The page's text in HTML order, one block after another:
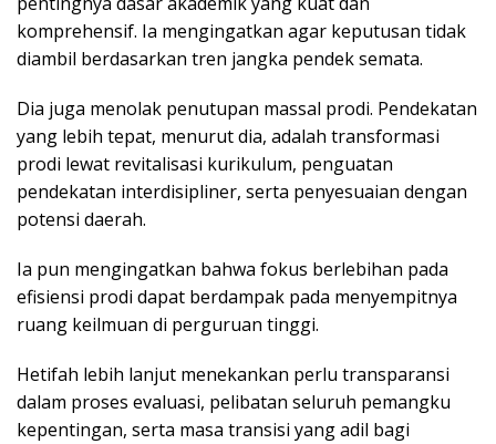
komprehensif. Ia mengingatkan agar keputusan tidak
diambil berdasarkan tren jangka pendek semata.
Dia juga menolak penutupan massal prodi. Pendekatan
yang lebih tepat, menurut dia, adalah transformasi
prodi lewat revitalisasi kurikulum, penguatan
pendekatan interdisipliner, serta penyesuaian dengan
potensi daerah.
Ia pun mengingatkan bahwa fokus berlebihan pada
efisiensi prodi dapat berdampak pada menyempitnya
ruang keilmuan di perguruan tinggi.
Hetifah lebih lanjut menekankan perlu transparansi
dalam proses evaluasi, pelibatan seluruh pemangku
kepentingan, serta masa transisi yang adil bagi